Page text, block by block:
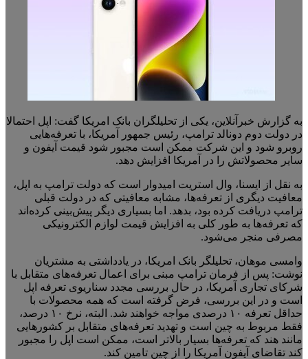
به گزارش خبرآنلاین، یکی از تحلیلگران بانک امریکا گفت: اپل احتمالا
در دولت دوم دونالد ترامپ، رئیس جمهور آمریکا، با تعرفه‌هایی
روبرو شود و این شرکت ممکن است مجبور شود قیمت آیفون و
سایر محصولاتش را در آمریکا افزایش دهد.
به نقل از ایسنا، وال استریت امیدوار است که دولت ترامپ به اپل،
معافیت دیگری از تعرفه‌ها، مشابه معافیتی که در دولت قبلی
ترامپ دریافت کرده بود، بدهد. اما بسیاری دیگر پیش‌بینی کرده‌اند
که تعرفه‌ها به طور کلی به افزایش قیمت لوازم الکترونیکی
مصرفی منجر می‌شود.
وامسی موهان، تحلیلگر بانک امریکا، در یادداشتی به مشتریان
نوشت: پس از فرمان ترامپ مبنی برای اعمال تعرفه‌های متقابل با
شرکای تجاری آمریکا، در حال بررسی مجدد سناریوی تعرفه اپل
است و در این بررسی، فرض گرفته است که همه محصولات با
حداقل تعرفه ۱۰ درصدی مواجه خواهند شد. البته، نرخ ۱۰ درصد،
فقط مربوط به چین است و تهدید تعرفه‌های متقابل بر کشورهایی
مانند هند که تعرفه‌ها بسیار بالاتر است، ممکن است اپل را مجبور
کند تقاضای آیفون آمریکا را از چین تامین کند.